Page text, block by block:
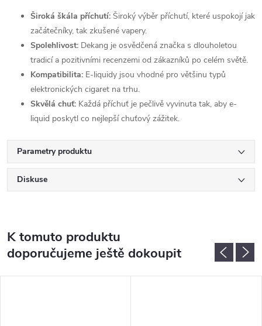
Široká škála příchutí: Široký výběr příchutí, které uspokojí jak
začátečníky, tak zkušené vapery.
Spolehlivost: Dekang je osvědčená značka s dlouholetou
tradicí a pozitivními recenzemi od zákazníků po celém světě.
Kompatibilita: E-liquidy jsou vhodné pro většinu typů
elektronických cigaret na trhu.
Skvělá chuť: Každá příchuť je pečlivě vyvinuta tak, aby e-
liquid poskytl co nejlepší chuťový zážitek.
Parametry produktu
Diskuse
K tomuto produktu
doporučujeme ještě dokoupit